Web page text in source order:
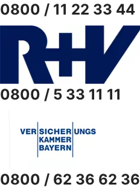
0800 / 11 22 33 44
0800 / 5 33 11 11
0800 / 62 36 62 36